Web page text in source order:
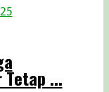
Tetap ...